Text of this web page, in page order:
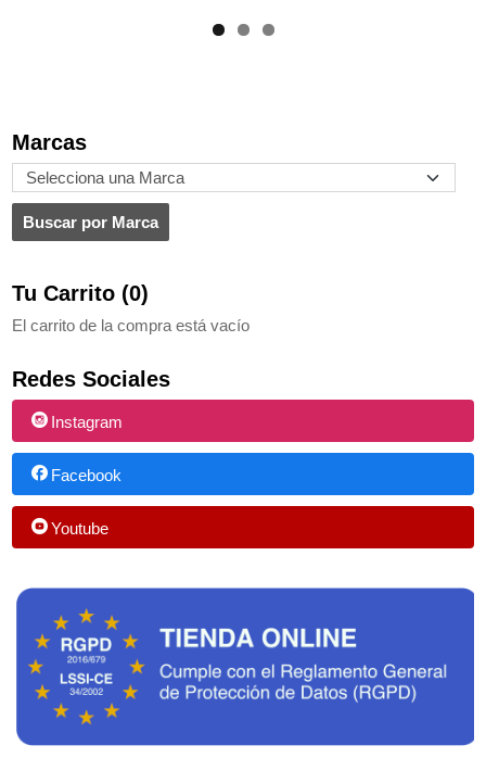
Marcas
Tu Carrito (0)
El carrito de la compra está vacío
Redes Sociales
Instagram
Facebook
Youtube